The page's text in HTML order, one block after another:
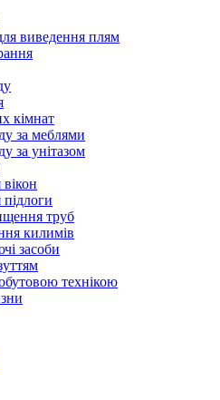
виведення плям
кімнат
за меблями
за унітазом
труб
килимів
засоби
технікою